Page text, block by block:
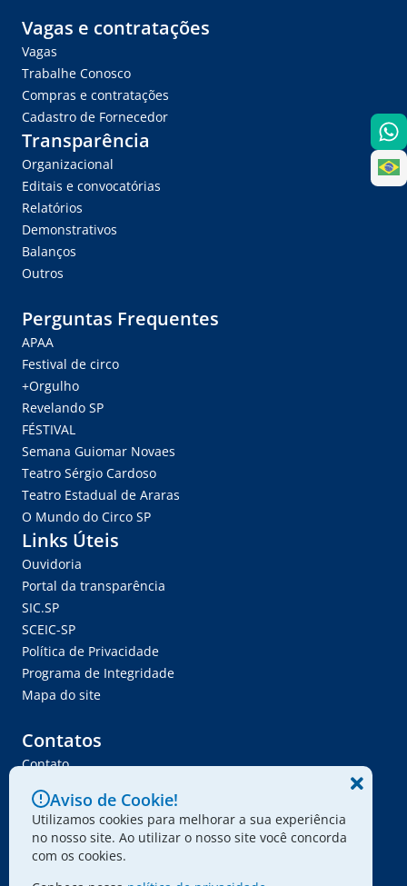
Vagas e contratações
Vagas
Trabalhe Conosco
Compras e contratações
Cadastro de Fornecedor
Transparência
Organizacional
Editais e convocatórias
Relatórios
Demonstrativos
Balanços
Outros
Perguntas Frequentes
APAA
Festival de circo
+Orgulho
Revelando SP
FÉSTIVAL
Semana Guiomar Novaes
Teatro Sérgio Cardoso
Teatro Estadual de Araras
O Mundo do Circo SP
Links Úteis
Ouvidoria
Portal da transparência
SIC.SP
SCEIC-SP
Política de Privacidade
Programa de Integridade
Mapa do site
Contatos
Contato
Ser Fornecedor
Envie seu projeto
Aviso de Cookie!
Utilizamos cookies para melhorar a sua experiência
no nosso site. Ao utilizar o nosso site você concorda
com os cookies.